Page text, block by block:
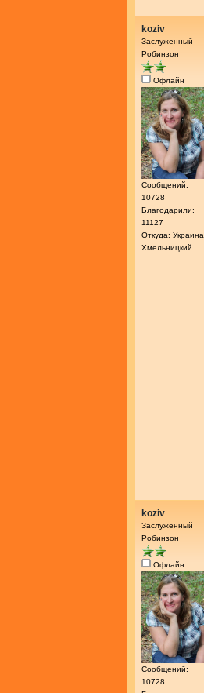
koziv
Заслуженный
Робинзон
Офлайн
Сообщений:
10728
Благодарили:
11127
Откуда: Украина,
Хмельницкий
koziv
Заслуженный
Робинзон
Офлайн
Сообщений:
10728